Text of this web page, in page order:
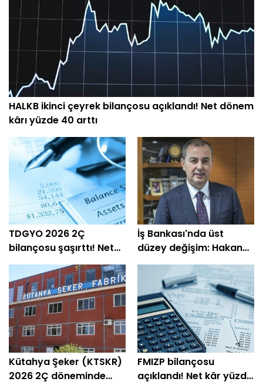
HALKB ikinci çeyrek bilançosu açıklandı! Net dönem
kârı yüzde 40 arttı
TDGYO 2026 2Ç
bilançosu şaşırttı! Net
kâr yüzde 105 bin arttı
İş Bankası'nda üst
düzey değişim: Hakan
Aran görevini
devrediyor
Kütahya Şeker (KTSKR)
2026 2Ç döneminde
FMIZP bilançosu
açıklandı! Net kâr yüzde